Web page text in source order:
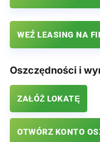
WEŹ LEASING NA
Oszczędności i
ZAŁÓŻ LOKATĘ
OTWÓRZ KONTO